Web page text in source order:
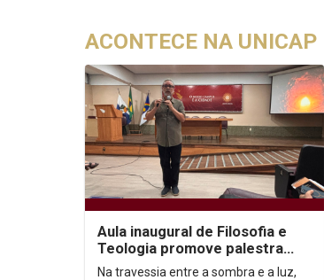
ACONTECE NA UNICAP
Aula inaugural de Filosofia e
Teologia promove palestra
sobre autoconhecimento
Na travessia entre a sombra e a luz,